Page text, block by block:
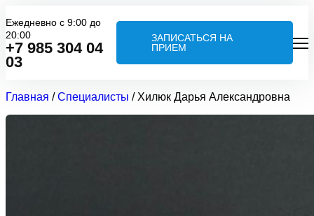
Ежедневно с 9:00 до
20:00
+7 985 304 04
03
ЗАПИСАТЬСЯ НА
ПРИЕМ
Главная /Специалисты / Хилюк Дарья Александровна